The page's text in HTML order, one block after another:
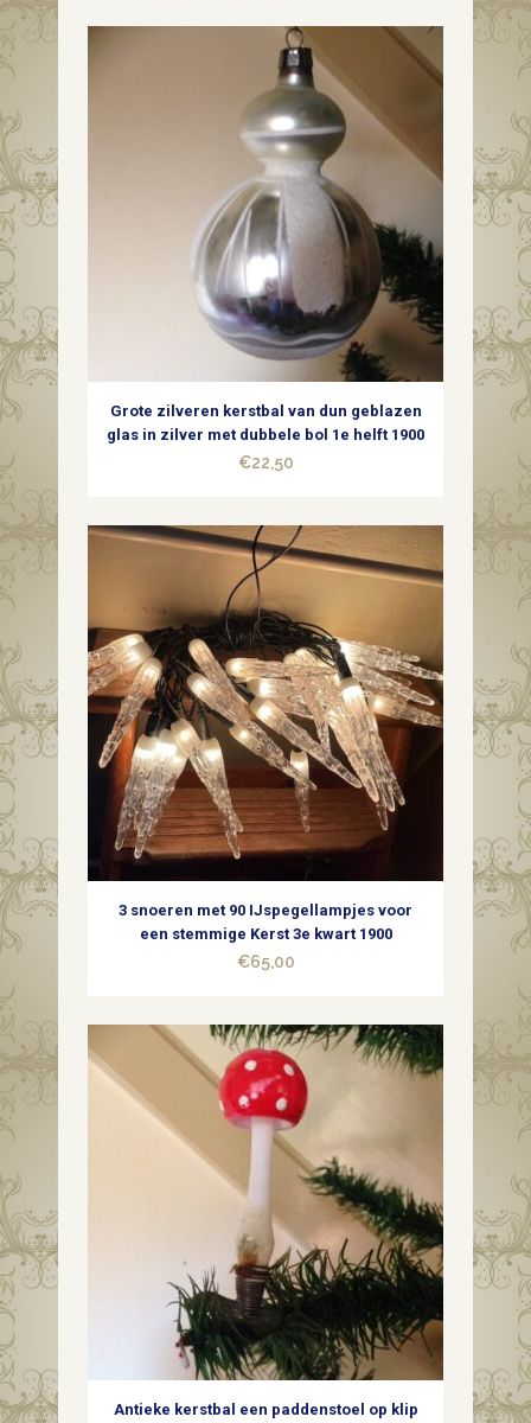
van
Grote zilveren kerstbal van dun geblazen
glas in zilver met dubbele bol 1e helft 1900
€22,50
3 snoeren met 90 IJspegellampjes voor
een stemmige Kerst 3e kwart 1900
€65,00
Antieke kerstbal een paddenstoel op klip